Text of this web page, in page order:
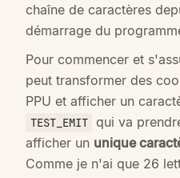
chaîne de caractères
démarrage du
Pour commencer et
peut transformer des
PPU et afficher un
TEST_EMIT qui va
afficher un unique
Comme je n'ai que 26